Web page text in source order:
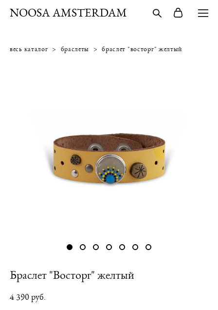
NOOSA AMSTERDAM
весь каталог > браслеты > браслет "восторг" желтый
Браслет "Восторг" желтый
4 390 pуб.